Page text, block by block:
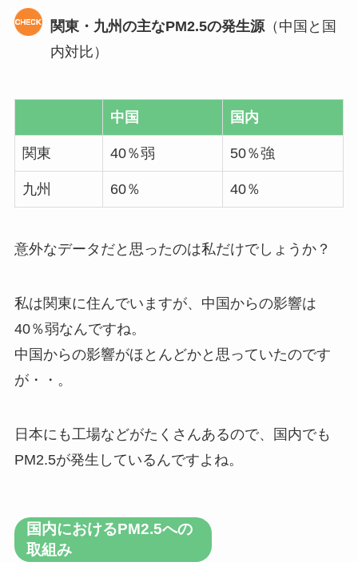
関東・九州の主なPM2.5の発生源（中国と国
内対比）
中国 国内
関東 40％弱 50％強
九州 60％ 40％
意外なデータだと思ったのは私だけでしょうか？
私は関東に住んでいますが、中国からの影響は
40％弱なんですね。
中国からの影響がほとんどかと思っていたのです
が・・。
日本にも工場などがたくさんあるので、国内でも
PM2.5が発生しているんですよね。
国内におけるPM2.5への
取組み